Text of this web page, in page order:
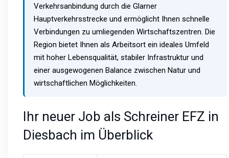
Verkehrsanbindung durch die Glarner
Hauptverkehrsstrecke und ermöglicht Ihnen schnelle
Verbindungen zu umliegenden Wirtschaftszentren. Die
Region bietet Ihnen als Arbeitsort ein ideales Umfeld
mit hoher Lebensqualität, stabiler Infrastruktur und
einer ausgewogenen Balance zwischen Natur und
wirtschaftlichen Möglichkeiten.
Ihr neuer Job als Schreiner EFZ in
Diesbach im Überblick